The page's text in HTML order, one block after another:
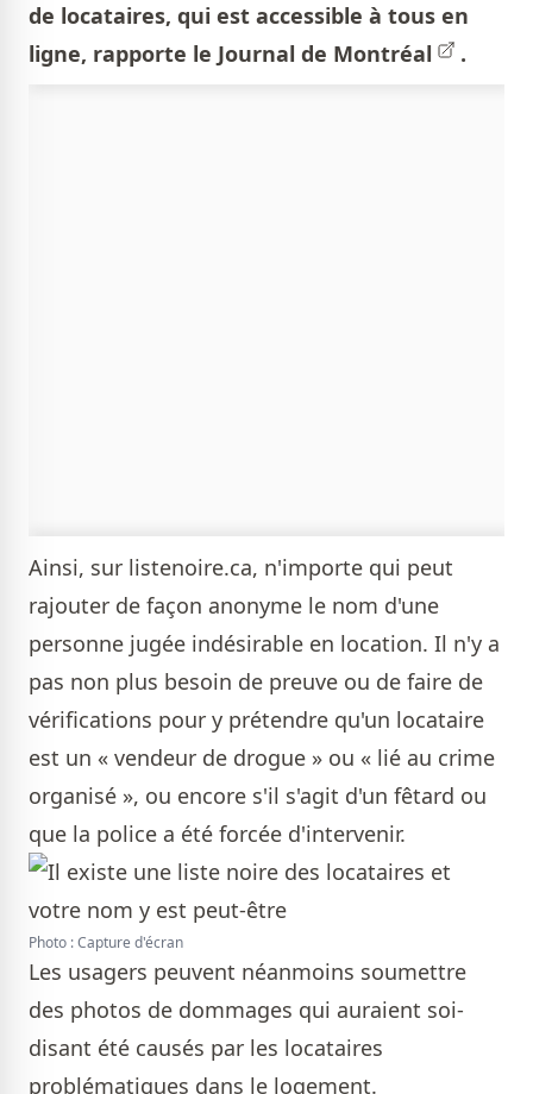
de locataires, qui est accessible à tous en
ligne, rapporte le Journal de Montréal .
Ainsi, sur listenoire.ca, n'importe qui peut
rajouter de façon anonyme le nom d'une
personne jugée indésirable en location. Il n'y a
pas non plus besoin de preuve ou de faire de
vérifications pour y prétendre qu'un locataire
est un « vendeur de drogue » ou « lié au crime
organisé », ou encore s'il s'agit d'un fêtard ou
que la police a été forcée d'intervenir.
Photo : Capture d'écran
Les usagers peuvent néanmoins soumettre
des photos de dommages qui auraient soi-
disant été causés par les locataires
problématiques dans le logement.